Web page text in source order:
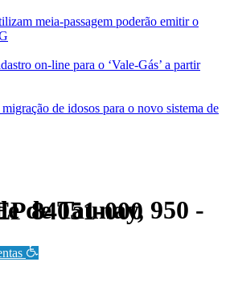
meia-passagem poderão emitir o
on-line para o ‘Vale-Gás’ a partir
de idosos para o novo sistema de
- Ronda - CEP 84051-000